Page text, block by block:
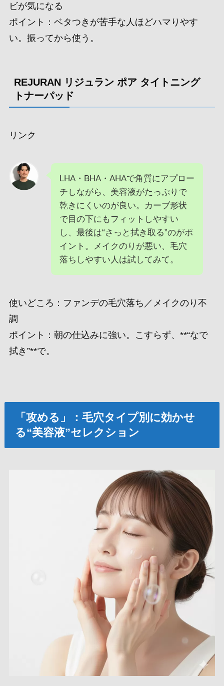
ビが気になる
ポイント：ベタつきが苦手な人ほどハマりやす
い。振ってから使う。
REJURAN リジュラン ポア タイトニング
トナーパッド
リンク
LHA・BHA・AHAで角質にアプロー
チしながら、美容液がたっぷりで
乾きにくいのが良い。カーブ形状
で目の下にもフィットしやすい
し、最後は“さっと拭き取る”のがポ
イント。メイクのりが悪い、毛穴
落ちしやすい人は試してみて。
使いどころ：ファンデの毛穴落ち／メイクのり不
調
ポイント：朝の仕込みに強い。こすらず、**“なで
拭き”**で。
「攻める」：毛穴タイプ別に効かせ
る“美容液”セレクション